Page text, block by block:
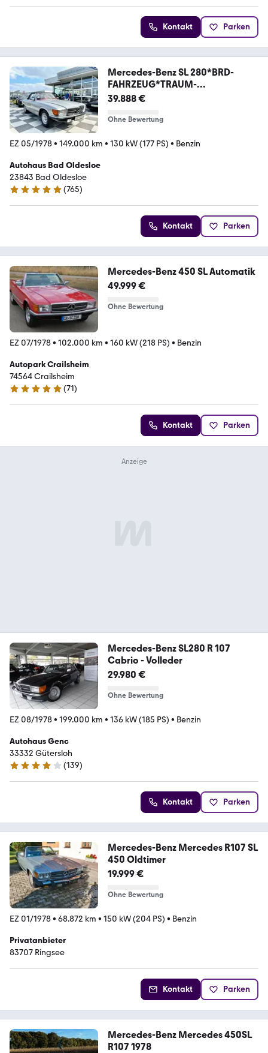
Kontakt Parken
Mercedes-Benz SL 280*BRD-
FAHRZEUG*TRAUM-
FARBKOMBINATION*
39.888 €
Ohne Bewertung
EZ 05/1978• 149.000 km • 130 kW (177 PS) • Benzin
Autohaus Bad Oldesloe
23843 Bad Oldesloe
4.8 Sterne
(765)
Kontakt Parken
Mercedes-Benz 450 SL Automatik
49.999 €
Ohne Bewertung
EZ 07/1978• 102.000 km • 160 kW (218 PS) • Benzin
Autopark Crailsheim
74564 Crailsheim
5 Sterne
(71)
Kontakt Parken
Mercedes-Benz SL280 R 107
Cabrio - Volleder
29.980 €
Ohne Bewertung
EZ 08/1978• 199.000 km • 136 kW (185 PS) • Benzin
Autohaus Genc
33332 Gütersloh
4.1 Sterne
(139)
Kontakt Parken
Mercedes-Benz Mercedes R107 SL
450 Oldtimer
19.999 €
Ohne Bewertung
EZ 01/1978• 68.872 km • 150 kW (204 PS) • Benzin
Privatanbieter
83707 Ringsee
Kontakt Parken
Mercedes-Benz Mercedes 450SL
R107 1978